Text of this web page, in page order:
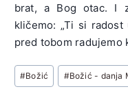
brat, a Bog otac. I
kličemo: „Ti si
pred tobom radujemo
Post
Tags:
#Božić #Božić - danja